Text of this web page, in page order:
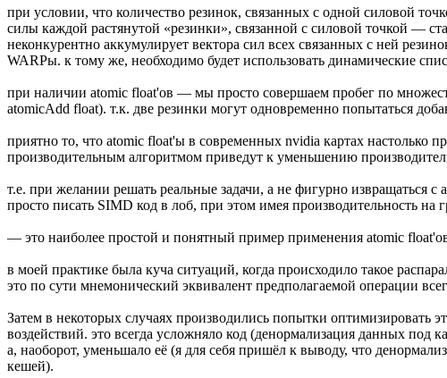
при условии, что количество резинок, связанных с одной силовой
силы каждой растянутой «резинки», связанной с силовой точкой —
неконкурентно аккумулирует вектора сил всех связанных с ней
WARPы. к тому же, необходимо будет использовать динамические
при наличии atomic float'ов — мы просто совершаем пробег по
atomicAdd float). т.к. две резинки могут одновременно попытаться
приятно то, что atomic float'ы в современных nvidia картах настолько
производительным алгоритмом приведут к уменьшению
т.е. при желании решать реальные задачи, а не фигурно
просто писать SIMD код в лоб, при этом имея производительность на
— это наиболее простой и понятный пример применения atomic
в моей практике была куча ситуаций, когда происходило такое
это по сути мнемонический эквивалент предполагаемой операции
Затем в некоторых случаях производились попытки оптимизировать
воздействий. это всегда усложняло код (денормализация данных
а, наоборот, уменьшало её (я для себя пришёл к выводу, что
кешей).